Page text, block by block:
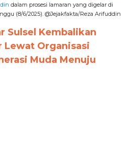
dalam prosesi lamaran yang digelar di
(8/6/2025). @Jejakfakta/Reza Arifuddin
Sulsel Kembalikan
Lewat Organisasi
Muda Menuju